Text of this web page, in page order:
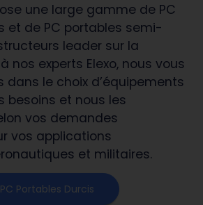
une large gamme de PC
et de PC portables semi-
leader sur la
nos experts Elexo, nous vous
le choix d’équipements
besoins et nous les
vos demandes
vos applications
et militaires.
PC Portables Durcis